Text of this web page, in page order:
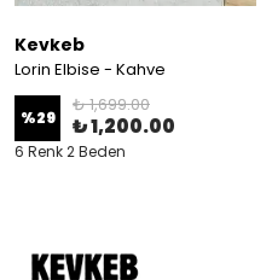
Kevkeb
Lorin Elbise - Kahve
%29
₺ 1,699.00
₺ 1,200.00
6 Renk 2 Beden